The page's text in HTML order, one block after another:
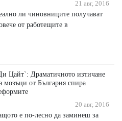
21 авг, 2016
ли чиновниците получават
от работещите в
Цайт`: Драматичното изтичане
мозъци от България спира
20 авг, 2016
е по-лесно да заминеш за